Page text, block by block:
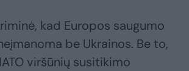
kad Europos saugumo
be Ukrainos. Be to,
viršūnių susitikimo